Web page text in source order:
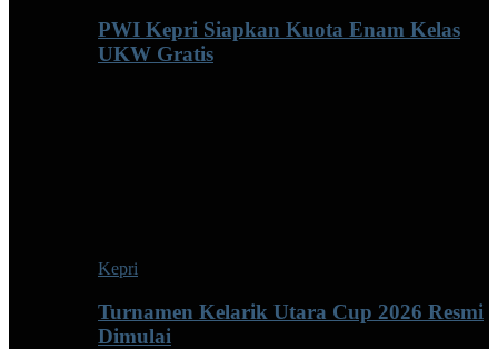
PWI Kepri Siapkan Kuota Enam Kelas
UKW Gratis
Kepri
Turnamen Kelarik Utara Cup 2026 Resmi
Dimulai